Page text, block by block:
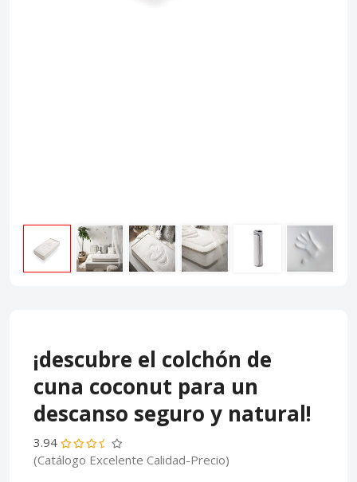
¡descubre el colchón de
cuna coconut para un
descanso seguro y natural!
3.94
(Catálogo Excelente Calidad-Precio)